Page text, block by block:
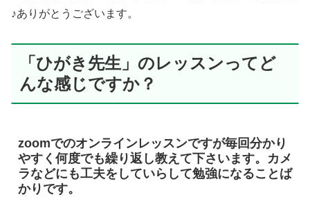
♪ありがとうございます。
「ひがき先生」のレッスンってど
んな感じですか？
zoomでのオンラインレッスンですが毎回分かり
やすく何度でも繰り返し教えて下さいます。カメ
ラなどにも工夫をしていらして勉強になることば
かりです。